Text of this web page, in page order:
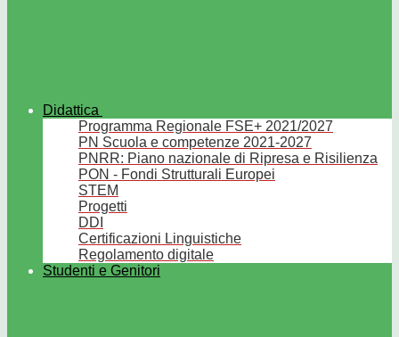
Didattica
Programma Regionale FSE+ 2021/2027
PN Scuola e competenze 2021-2027
PNRR: Piano nazionale di Ripresa e Risilienza
PON - Fondi Strutturali Europei
STEM
Progetti
DDI
Certificazioni Linguistiche
Regolamento digitale
Studenti e Genitori